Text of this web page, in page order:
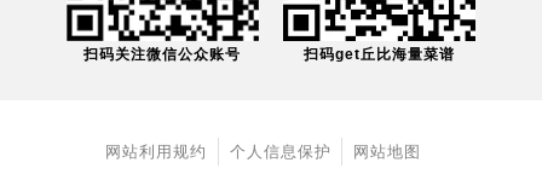
扫码关注微信公众账号 扫码get丘比海量菜谱
网站利用规约 个人信息保护 网站地图